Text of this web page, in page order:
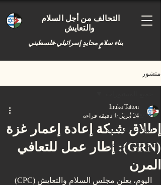
بناء سلامٍ محايدٍ إسرائيلي-فلسطيني
التحالف من أجل السلام
منشور
جميع المنشورات
البيانات الصحفية
تحديثات فرع غزة
إطلاق شبكة إعادة إعمار غزة
(GRN): إطار عمل للتعافي
المرن
Inuka Tatton
24 أبريل
1 دقيقة قراءة
اليوم، يعلن مجلس السلام والتعايش (CPC)